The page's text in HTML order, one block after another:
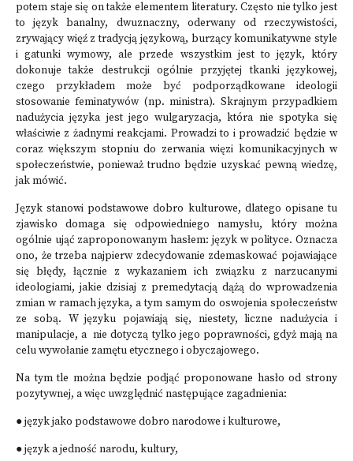
potem staje się on także elementem literatury. Często nie tylko jest
to język banalny, dwuznaczny, oderwany od rzeczywistości,
zrywający więź z tradycją języ­kową, burzący komunikatywne style
i gatunki wymowy, ale przede wszystkim jest to język, który
dokonuje także destrukcji ogólnie przyjętej tkanki językowej,
czego przykładem może być podporządkowane ideologii
stosowanie feminatywów (np. ministra). Skrajnym przy­padkiem
nadużycia języka jest jego wulgaryzacja, która nie spotyka się
właściwie z żadnymi reakcjami. Prowadzi to i prowadzić będzie w
coraz większym stopniu do zerwania więzi ko­munikacyjnych w
społeczeństwie, ponieważ trudno będzie uzyskać pewną wiedzę,
jak mówić.
Język stanowi podstawowe dobro kulturowe, dlatego opisane tu
zjawisko domaga się odpowiedniego namysłu, który można
ogólnie ująć zaproponowanym hasłem: język w polityce. Oznacza
ono, że trzeba najpierw zdecydowanie zdemaskować pojawiające
się błędy, łącznie z wykazaniem ich związku z narzucanymi
ideologiami, jakie dzisiaj z pre­medytacją dążą do wprowadzenia
zmian w ramach języka, a tym samym do oswojenia społeczeństw
ze sobą. W języku pojawiają się, niestety, liczne nadużycia i
manipulacje, a nie dotyczą tylko jego poprawności, gdyż mają na
celu wywołanie zamętu etycznego i oby­cza­jowego.
Na tym tle można będzie podjąć proponowane hasło od strony
pozytywnej, a więc uwzględnić następujące zagadnienia:
● język jako podstawowe dobro narodowe i kulturowe,
● język a jedność narodu, kultury,